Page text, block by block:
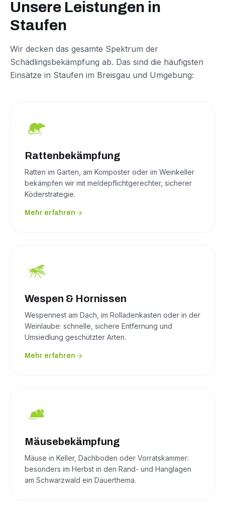
Unsere Leistungen in
Staufen
Wir decken das gesamte Spektrum der
Schädlingsbekämpfung ab. Das sind die häufigsten
Einsätze in Staufen im Breisgau und Umgebung:
Rattenbekämpfung
Ratten im Garten, am Komposter oder im Weinkeller
bekämpfen wir mit meldepflichtgerechter, sicherer
Köderstrategie.
Mehr erfahren
Wespen & Hornissen
Wespennest am Dach, im Rolladenkasten oder in der
Weinlaube: schnelle, sichere Entfernung und
Umsiedlung geschützter Arten.
Mehr erfahren
Mäusebekämpfung
Mäuse in Keller, Dachboden oder Vorratskammer:
besonders im Herbst in den Rand- und Hanglagen
am Schwarzwald ein Dauerthema.